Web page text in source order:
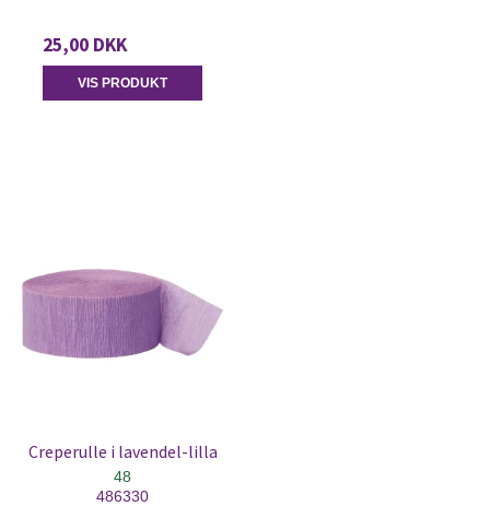
25,00 DKK
VIS PRODUKT
Creperulle i lavendel-lilla
48
486330